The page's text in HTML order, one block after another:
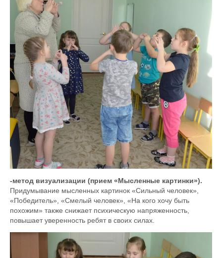
-метод визуализации (прием «Мысленные картинки»).
Придумывание мысленных картинок «Сильный человек»,
«Победитель», «Смелый человек», «На кого хочу быть
похожим» также снижает психическую напряженность,
повышает уверенность ребят в своих силах.